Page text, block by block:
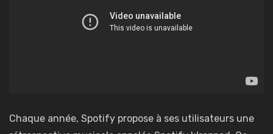
Chaque année, Spotify propose à ses utilisateurs une